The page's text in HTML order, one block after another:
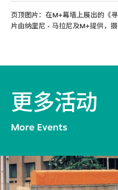
页顶图片：在M+幕墙上展出的《
片由纳里尼 · 马拉尼及M+提供，
更多活动
More Events